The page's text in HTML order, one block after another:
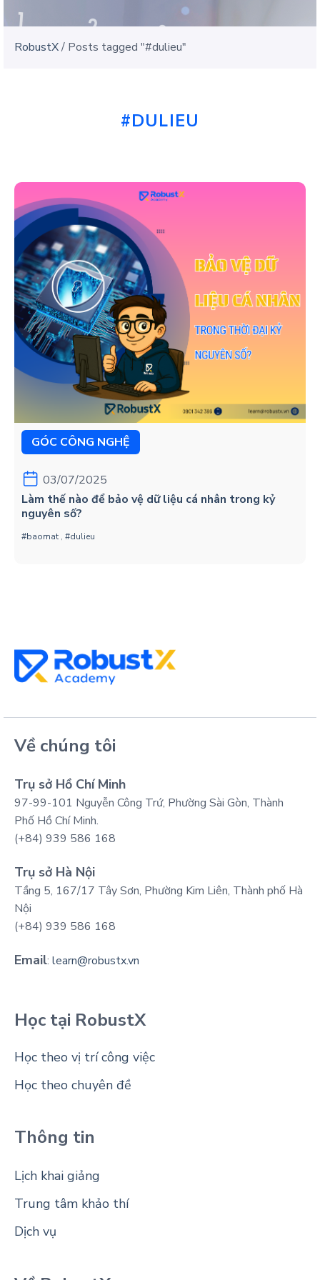
RobustX/ Posts tagged "#dulieu"
#DULIEU
GÓC CÔNG NGHỆ
03/07/2025
Làm thế nào để bảo vệ dữ liệu cá nhân trong kỷ
nguyên số?
#baomat , #dulieu
Về chúng tôi
Trụ sở Hồ Chí Minh
97-99-101 Nguyễn Công Trứ, Phường Sài Gòn, Thành
Phố Hồ Chí Minh.
(+84) 939 586 168
Trụ sở Hà Nội
Tầng 5, 167/17 Tây Sơn, Phường Kim Liên, Thành phố Hà
Nội
(+84) 939 586 168
Email: learn@robustx.vn
Học tại RobustX
Học theo vị trí công việc
Học theo chuyên đề
Thông tin
Lịch khai giảng
Trung tâm khảo thí
Dịch vụ